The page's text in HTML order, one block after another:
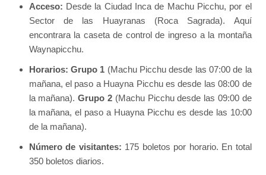
Acceso: Desde la Ciudad Inca de Machu Picchu, por el
Sector de las Huayranas (Roca Sagrada). Aquí
encontrara la caseta de control de ingreso a la montaña
Waynapicchu.
Horarios: Grupo 1 (Machu Picchu desde las 07:00 de la
mañana, el paso a Huayna Picchu es desde las 08:00 de
la mañana).Grupo 2(Machu Picchu desde las 09:00 de
la mañana, el paso a Huayna Picchu es desde las 10:00
de la mañana).
Número de visitantes: 175 boletos por horario. En total
350 boletos diarios.